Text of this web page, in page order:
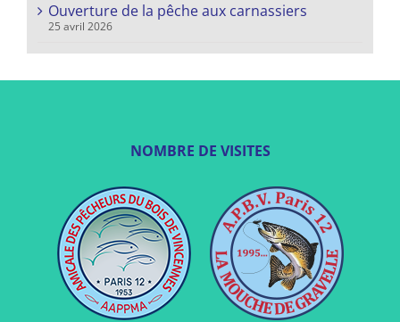
Ouverture de la pêche aux carnassiers
25 avril 2026
NOMBRE DE VISITES